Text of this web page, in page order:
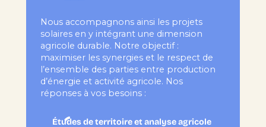
Nous accompagnons ainsi les projets
solaires en y intégrant une dimension
agricole durable. Notre objectif :
maximiser les synergies et le respect de
l’ensemble des parties entre production
d’énergie et activité agricole. Nos
réponses à vos besoins :
Études de territoire et analyse agricole